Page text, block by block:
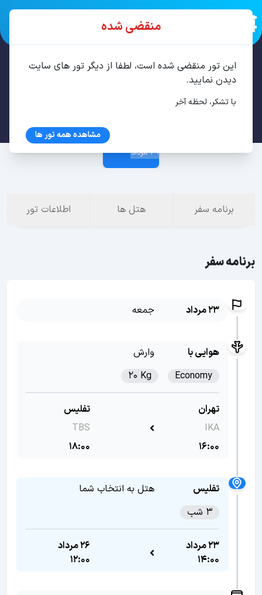
تور تفلیس، باتومی 6 شب مرداد
29 مرداد
برنامه سفر هتل ها اطلاعات تور
برنامه سفر
23 مرداد جمعه
هوایی با
وارش
Economy
20 Kg
تهران
IKA
16:00
تفلیس
TBS
18:00
تفلیس
هتل به انتخاب شما
3 شب
23 مرداد
14:00
26 مرداد
12:00
منقضی شده
این تور منقضی شده است، لطفا از دیگر تور های سایت
دیدن نمایید.
با تشکر، لحظه آخر
مشاهده همه تور ها